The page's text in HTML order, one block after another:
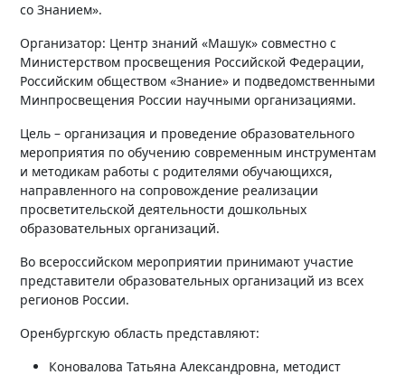
со Знанием».
Организатор: Центр знаний «Машук» совместно с
Министерством просвещения Российской Федерации,
Российским обществом «Знание» и подведомственными
Минпросвещения России научными организациями.
Цель – организация и проведение образовательного
мероприятия по обучению современным инструментам
и методикам работы с родителями обучающихся,
направленного на сопровождение реализации
просветительской деятельности дошкольных
образовательных организаций.
Во всероссийском мероприятии принимают участие
представители образовательных организаций из всех
регионов России.
Оренбургскую область представляют:
Коновалова Татьяна Александровна, методист